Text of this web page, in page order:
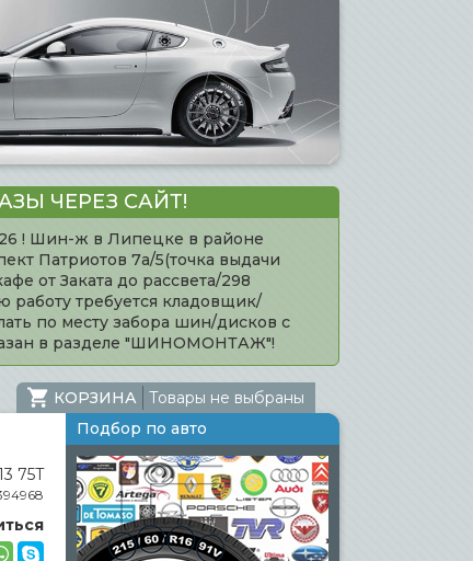
ЧЕРЕЗ САЙТ!
! Шин-ж в Липецке в районе
Патриотов 7а/5(точка выдачи
от Заката до рассвета/298
требуется кладовщик/
по месту забора шин/дисков с
в разделе "ШИНОМОНТАЖ"!
КОРЗИНА Товары не выбраны
Подбор по авто